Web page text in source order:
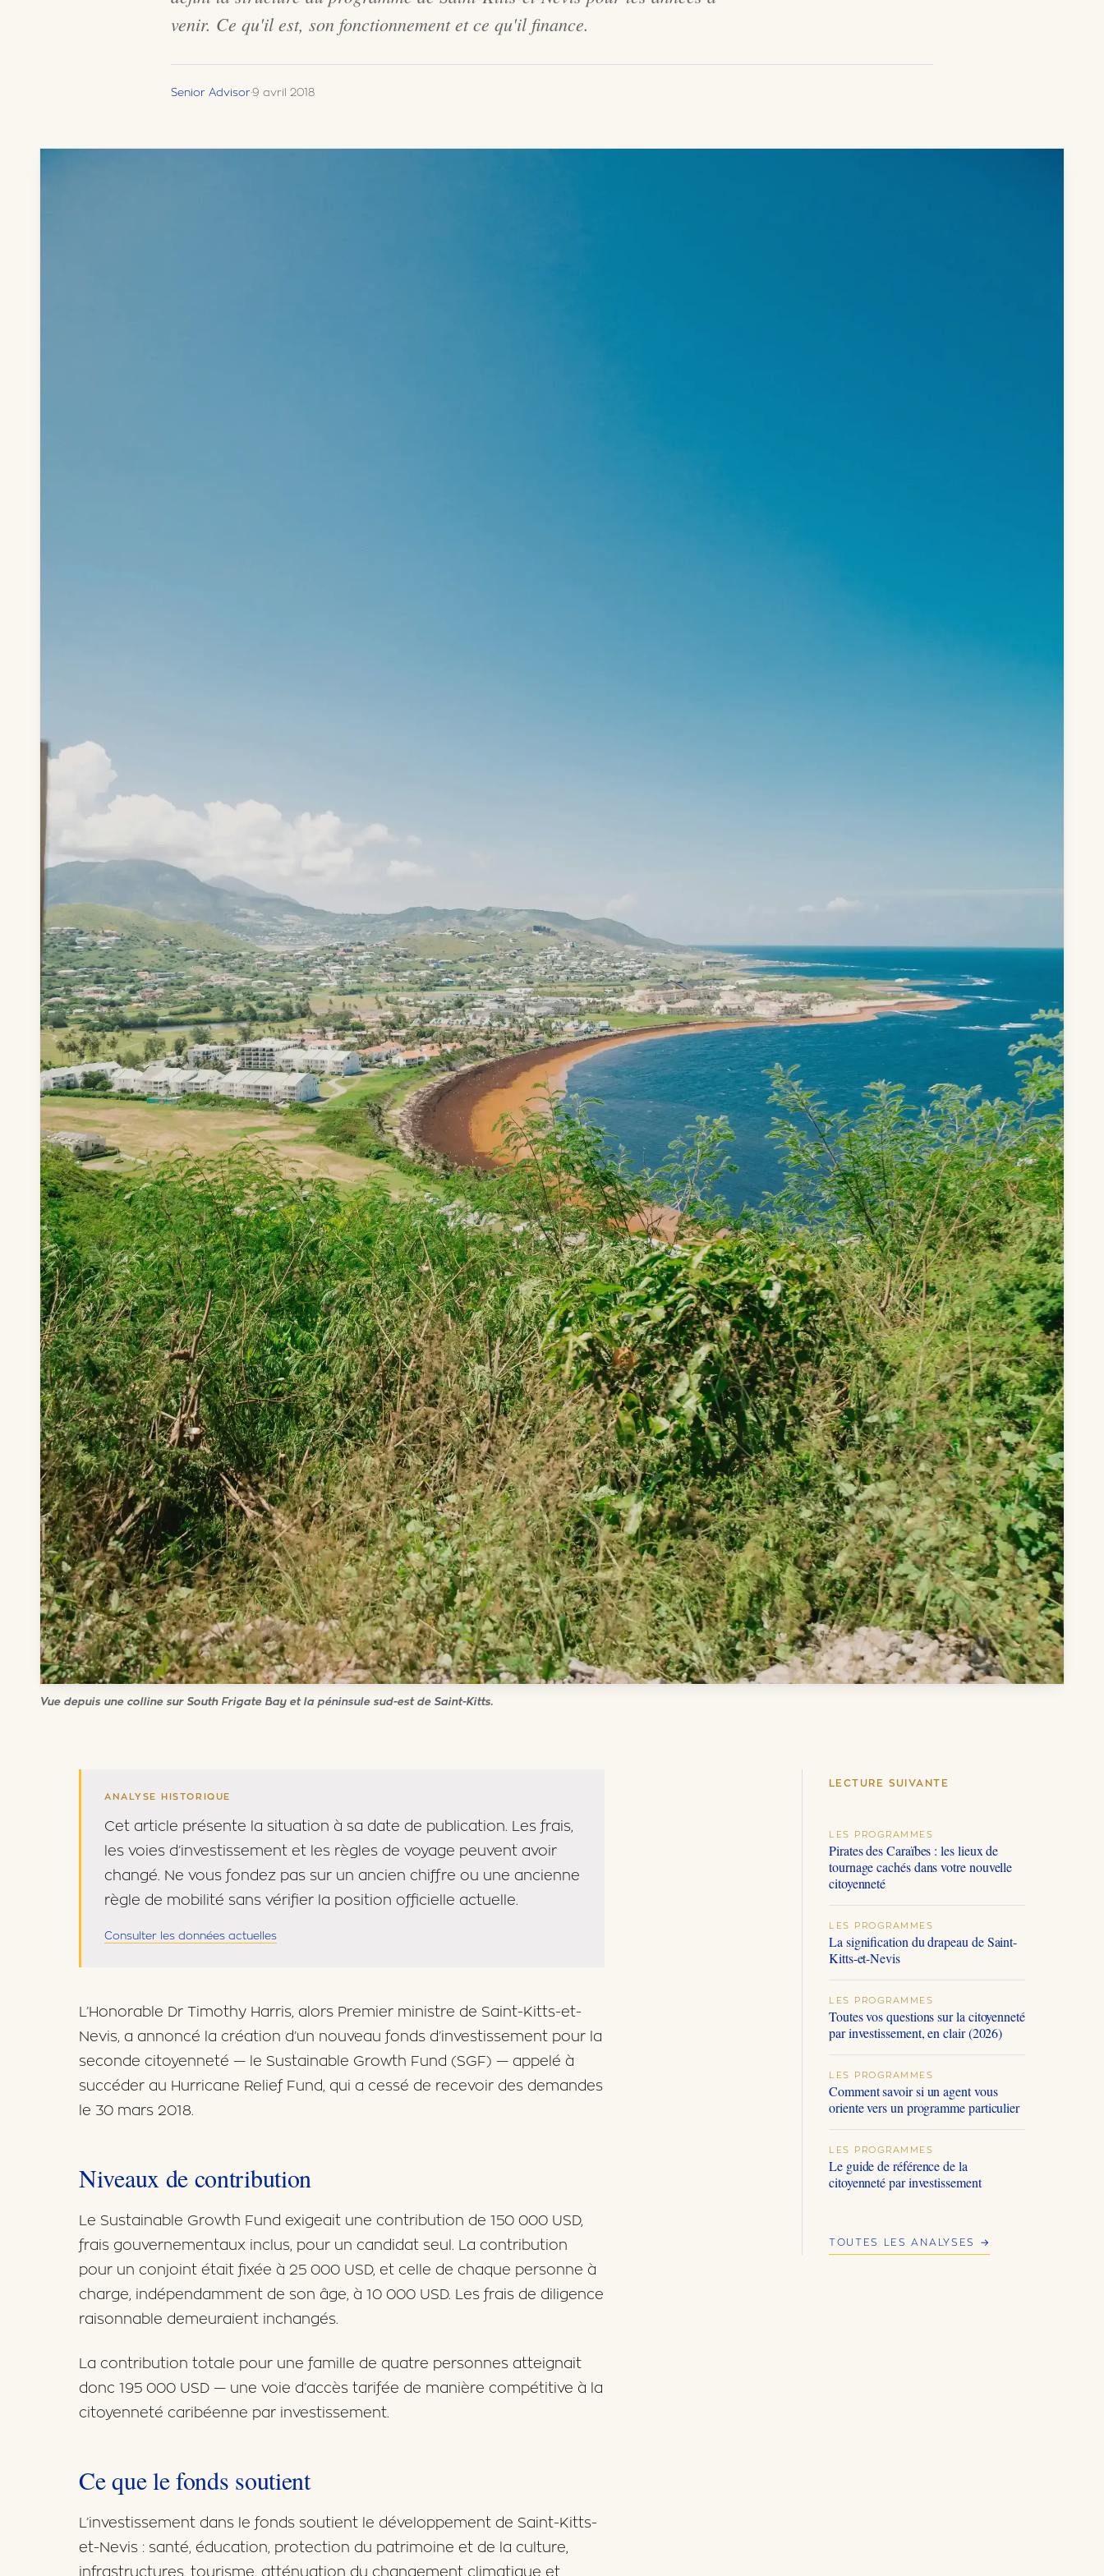
venir. Ce qu'il est, son fonctionnement et ce qu'il finance.
Senior Advisor·9 avril 2018
Vue depuis une colline sur South Frigate Bay et la péninsule sud-est de Saint-Kitts.
ANALYSE HISTORIQUE
Cet article présente la situation à sa date de publication. Les frais,
les voies d’investissement et les règles de voyage peuvent avoir
changé. Ne vous fondez pas sur un ancien chiffre ou une ancienne
règle de mobilité sans vérifier la position officielle actuelle.
Consulter les données actuelles
L’Honorable Dr Timothy Harris, alors Premier ministre de Saint-Kitts-et-
Nevis, a annoncé la création d’un nouveau fonds d’investissement pour la
seconde citoyenneté — le Sustainable Growth Fund (SGF) — appelé à
succéder au Hurricane Relief Fund, qui a cessé de recevoir des demandes
le 30 mars 2018.
Niveaux de contribution
Le Sustainable Growth Fund exigeait une contribution de 150 000 USD,
frais gouvernementaux inclus, pour un candidat seul. La contribution
pour un conjoint était fixée à 25 000 USD, et celle de chaque personne à
charge, indépendamment de son âge, à 10 000 USD. Les frais de diligence
raisonnable demeuraient inchangés.
La contribution totale pour une famille de quatre personnes atteignait
donc 195 000 USD — une voie d’accès tarifée de manière compétitive à la
citoyenneté caribéenne par investissement.
Ce que le fonds soutient
L’investissement dans le fonds soutient le développement de Saint-Kitts-
et-Nevis : santé, éducation, protection du patrimoine et de la culture,
infrastructures, tourisme, atténuation du changement climatique et
LECTURE SUIVANTE
LES PROGRAMMES
Pirates des Caraïbes : les lieux de
tournage cachés dans votre nouvelle
citoyenneté
LES PROGRAMMES
La signification du drapeau de Saint-
Kitts-et-Nevis
LES PROGRAMMES
Toutes vos questions sur la citoyenneté
par investissement, en clair (2026)
LES PROGRAMMES
Comment savoir si un agent vous
oriente vers un programme particulier
LES PROGRAMMES
Le guide de référence de la
citoyenneté par investissement
TOUTES LES ANALYSES →